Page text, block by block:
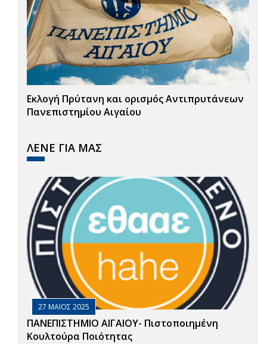
Εκλογή Πρύτανη και ορισμός Αντιπρυτάνεων
Πανεπιστημίου Αιγαίου
ΛΕΝΕ ΓΙΑ ΜΑΣ
27 ΜΑΙΟΣ 2025
ΠΑΝΕΠΙΣΤΗΜΙΟ ΑΙΓΑΙΟΥ- Πιστοποιημένη
Κουλτούρα Ποιότητας